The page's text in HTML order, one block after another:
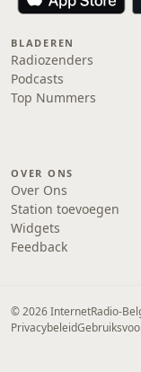
BLADEREN
Radiozenders
Podcasts
Top Nummers
OVER ONS
Over Ons
Station toevoegen
Widgets
Feedback
© 2026 InternetRadio-
Privacybeleid